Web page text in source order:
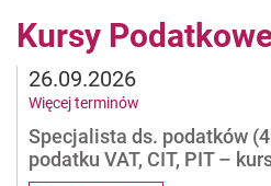
Kursy
Specjalista ds. podatków
podatku VAT, CIT, PIT –
26.09.2026
Więcej terminów